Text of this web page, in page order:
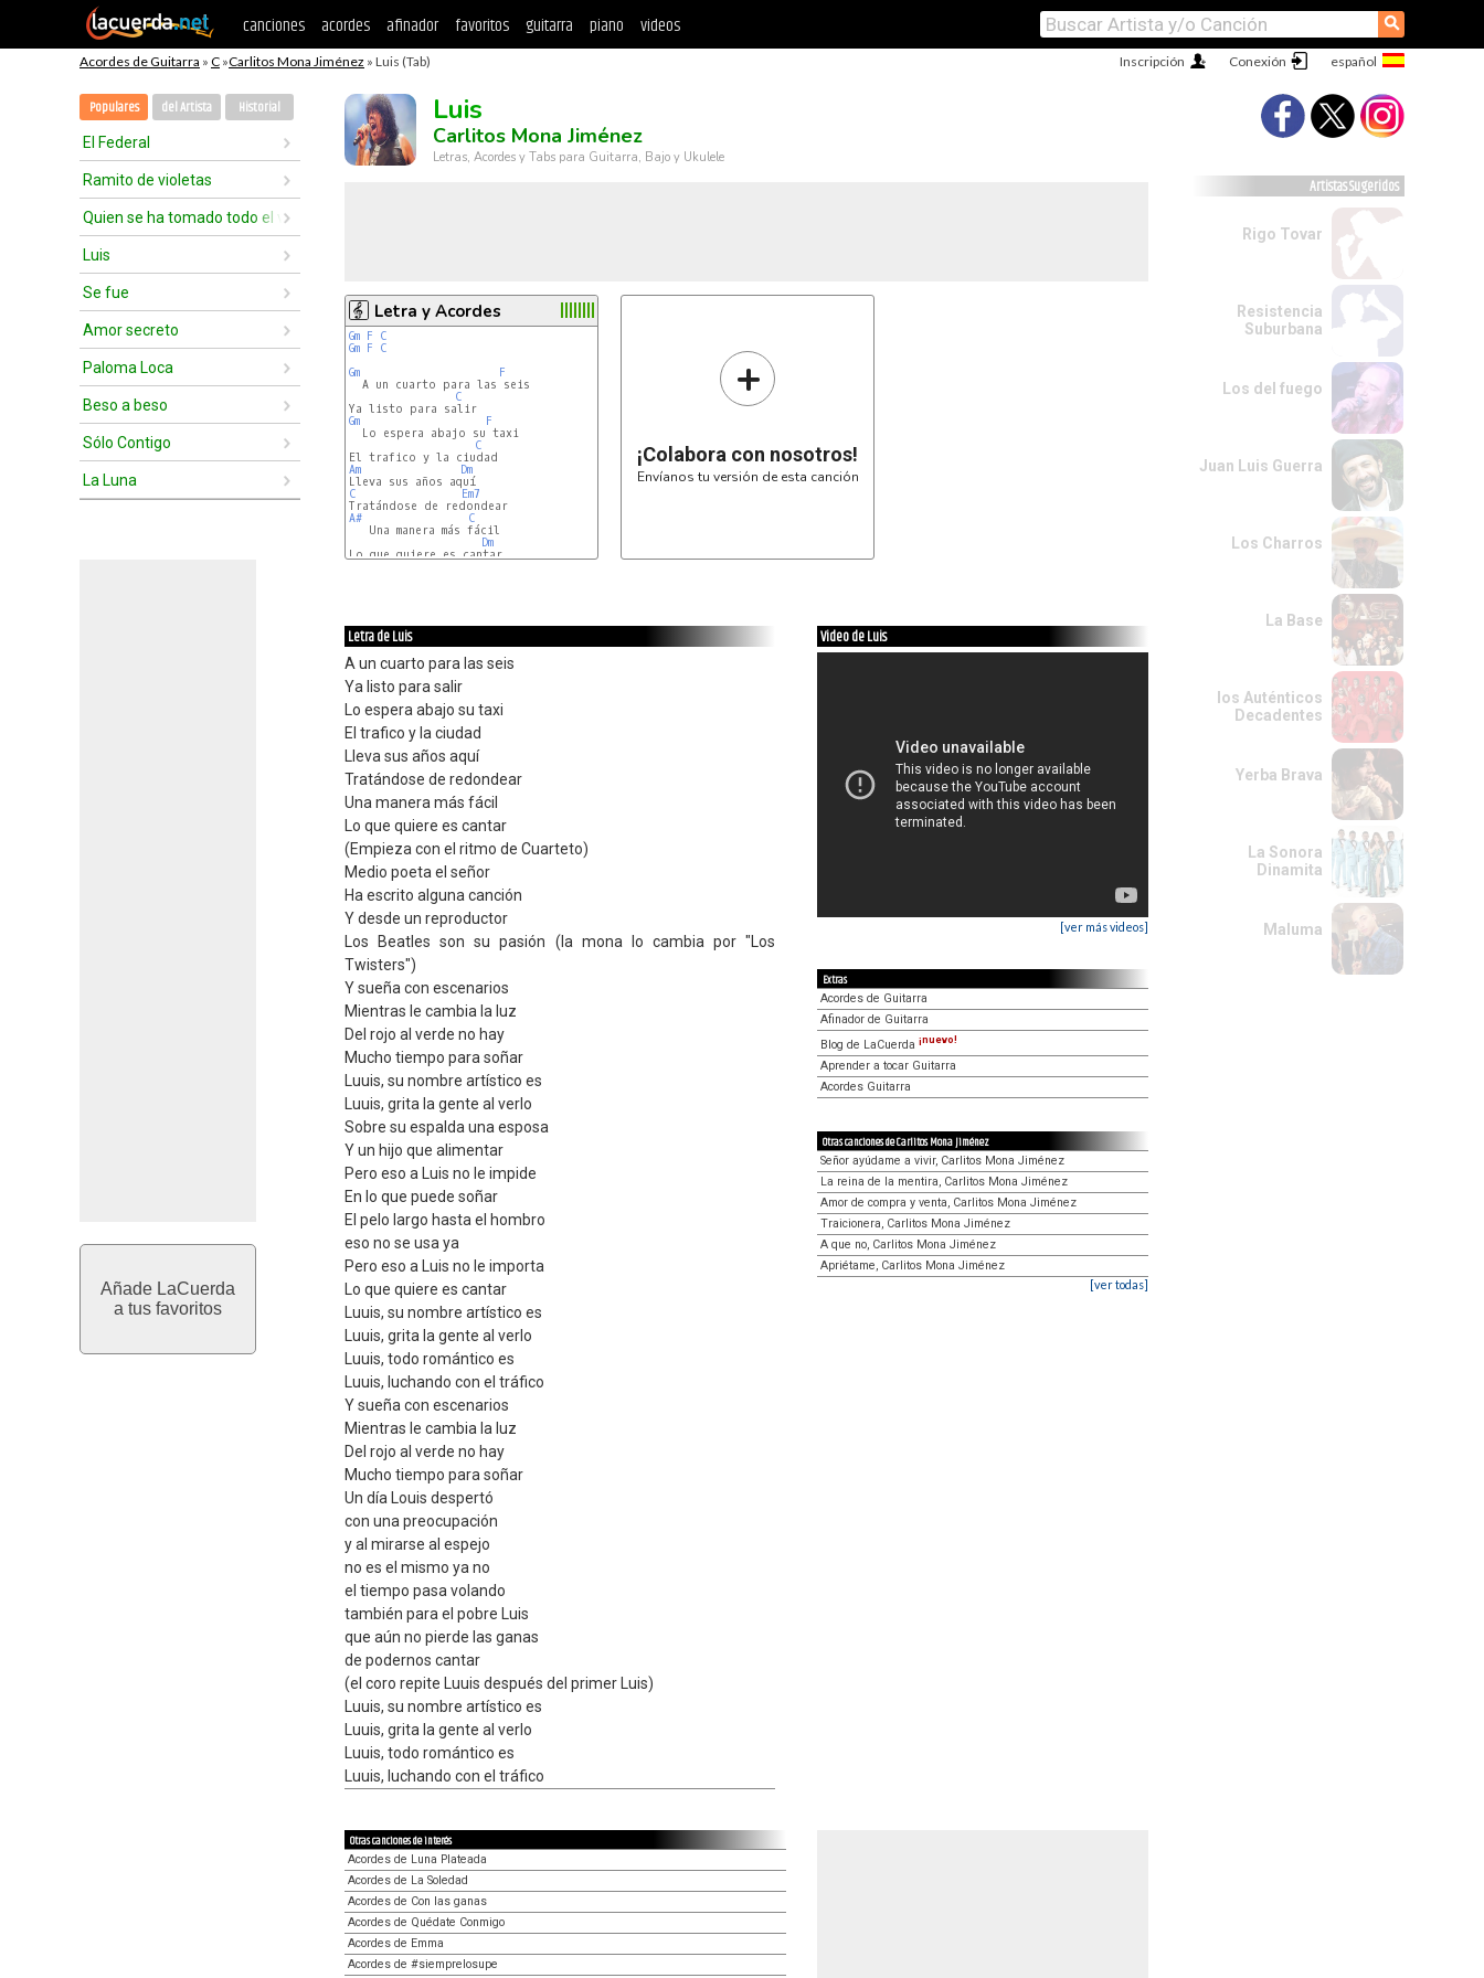
canciones acordes afinador favoritos guitarra piano videos ⚲
Acordes de Guitarra » C »Carlitos Mona Jiménez » Luis (Tab) Conexión
Inscripción
Populares del Artista Historial
El Federal
Ramito de violetas
Quien se ha tomado todo el vino
Luis
Se fue
Amor secreto
Paloma Loca
Beso a beso
Sólo Contigo
La Luna
Añade LaCuerda
a tus favoritos
Luis
Carlitos Mona Jiménez
Letras, Acordes y Tabs para Guitarra, Bajo y Ukulele
Letra y Acordes
Gm F
C
Gm F
C
Gm
F
  A un cuarto para las seis
C
Gm
F
  Lo espera abajo su taxi
C
Am
Dm
C
Em7
A#
C
   Una manera más fácil
Dm
Lo que quiere es cantar
+
¡Colabora con nosotros!
Envíanos tu versión de esta canción
Letra de Luis
A un cuarto para las seis
Ya listo para salir
Lo espera abajo su taxi
El trafico y la ciudad
Lleva sus años aquí
Tratándose de redondear
Una manera más fácil
Lo que quiere es cantar
(Empieza con el ritmo de Cuarteto)
Medio poeta el señor
Ha escrito alguna canción
Y desde un reproductor
Los Beatles son su pasión (la mona lo cambia por "Los
Twisters")
Y sueña con escenarios
Mientras le cambia la luz
Del rojo al verde no hay
Mucho tiempo para soñar
Luuis, su nombre artístico es
Luuis, grita la gente al verlo
Sobre su espalda una esposa
Y un hijo que alimentar
Pero eso a Luis no le impide
En lo que puede soñar
El pelo largo hasta el hombro
eso no se usa ya
Pero eso a Luis no le importa
Lo que quiere es cantar
Luuis, su nombre artístico es
Luuis, grita la gente al verlo
Luuis, todo romántico es
Luuis, luchando con el tráfico
Y sueña con escenarios
Mientras le cambia la luz
Del rojo al verde no hay
Mucho tiempo para soñar
Un día Louis despertó
con una preocupación
y al mirarse al espejo
no es el mismo ya no
el tiempo pasa volando
también para el pobre Luis
que aún no pierde las ganas
de podernos cantar
(el coro repite Luuis después del primer Luis)
Luuis, su nombre artístico es
Luuis, grita la gente al verlo
Luuis, todo romántico es
Luuis, luchando con el tráfico
Video de Luis
[ver más videos]
Extras
Acordes de Guitarra
Afinador de Guitarra
Blog de LaCuerda ¡nuevo!
Aprender a tocar Guitarra
Acordes Guitarra
Otras canciones de Carlitos Mona Jiménez
Señor ayúdame a vivir, Carlitos Mona Jiménez
La reina de la mentira, Carlitos Mona Jiménez
Amor de compra y venta, Carlitos Mona Jiménez
Traicionera, Carlitos Mona Jiménez
A que no, Carlitos Mona Jiménez
Apriétame, Carlitos Mona Jiménez
[ver todas]
Otras canciones de interés
Acordes de Luna Plateada
Acordes de La Soledad
Acordes de Con las ganas
Acordes de Quédate Conmigo
Acordes de Emma
Acordes de #siemprelosupe
Artistas Sugeridos
Rigo Tovar
Resistencia
Suburbana
Los del fuego
Juan Luis Guerra
Los Charros
La Base
los Auténticos
Decadentes
Yerba Brava
La Sonora
Dinamita
Maluma